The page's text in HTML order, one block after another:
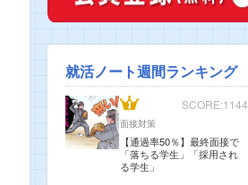
就活ノート週間ランキング
SCORE:1144
面接対策
【通過率50％】最終面接で
「落ちる学生」「採用され
る学生」